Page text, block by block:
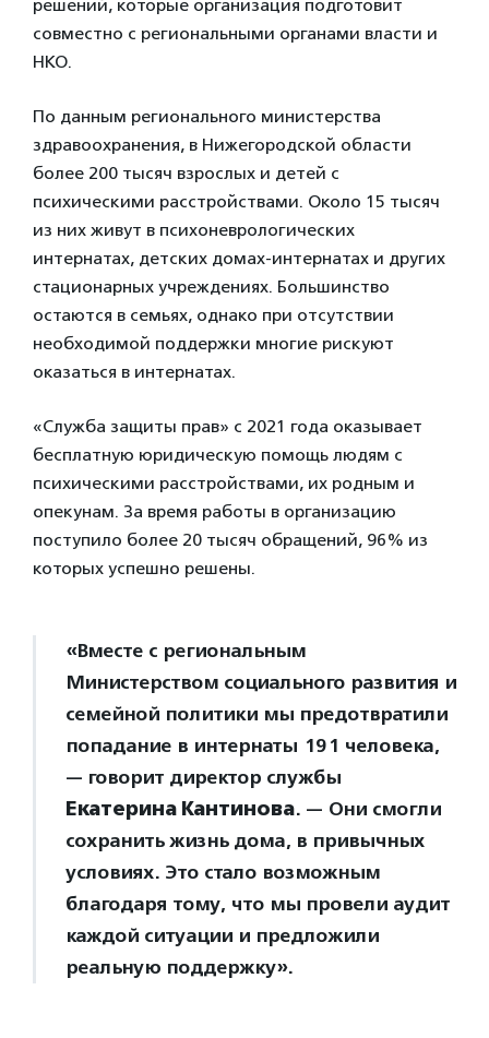
решений, которые организация подготовит
совместно с региональными органами власти и
НКО.
По данным регионального министерства
здравоохранения, в Нижегородской области
более 200 тысяч взрослых и детей с
психическими расстройствами. Около 15 тысяч
из них живут в психоневрологических
интернатах, детских домах-интернатах и других
стационарных учреждениях. Большинство
остаются в семьях, однако при отсутствии
необходимой поддержки многие рискуют
оказаться в интернатах.
«Служба защиты прав» с 2021 года оказывает
бесплатную юридическую помощь людям с
психическими расстройствами, их родным и
опекунам. За время работы в организацию
поступило более 20 тысяч обращений, 96% из
которых успешно решены.
«Вместе с региональным
Министерством социального развития и
семейной политики мы предотвратили
попадание в интернаты 191 человека,
— говорит директор службы
Екатерина Кантинова. — Они смогли
сохранить жизнь дома, в привычных
условиях. Это стало возможным
благодаря тому, что мы провели аудит
каждой ситуации и предложили
реальную поддержку».